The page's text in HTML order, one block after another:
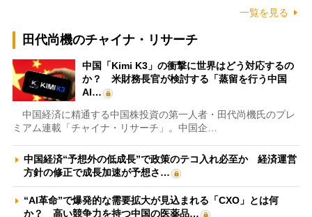
一覧を見る
田代尚機のチャイナ・リサーチ
中国「Kimi K3」の衝撃に世界はどう対応するの
か？ 米財務長官が検討する「蒸留を行う中国
AI…
中国経済に精通する中国株投資の第一人者・田代尚機氏のプレ
ミアム連載「チャイナ・リサーチ」。中国企…
中国経済“予想外の低成長”で政策のテコ入れ必至か 経済運営
方針の修正で成長加速が予想さ…
“AI革命”で爆発的な需要拡大が見込まれる「CXO」とは何
か？ 高い競争力を持つ中国の医薬品…